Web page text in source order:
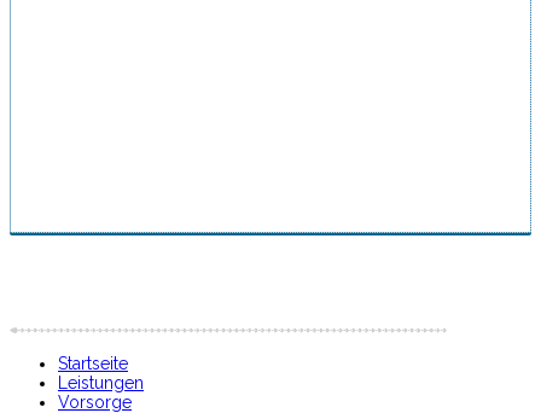
Startseite
Leistungen
Vorsorge